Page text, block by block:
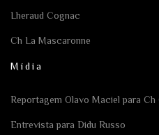
Lheraud Cognac
Ch La Mascaronne
Mídia
Reportagem Olavo Maciel para
Entrevista para Didu Russo